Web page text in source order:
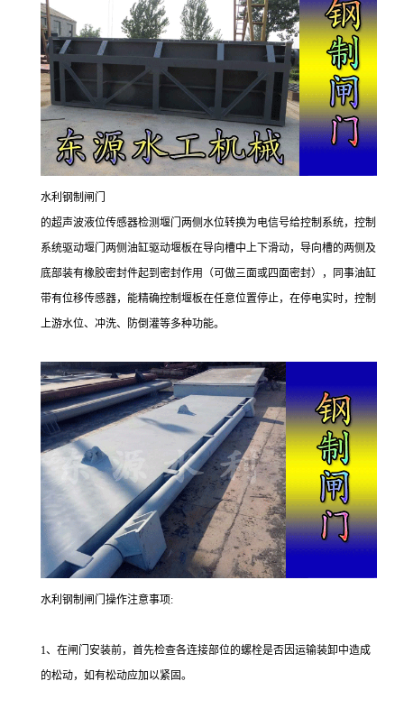
水利钢制闸门
的超声波液位传感器检测堰门两侧水位转换为电信号给控制系统，控制
系统驱动堰门两侧油缸驱动堰板在导向槽中上下滑动，导向槽的两侧及
底部装有橡胶密封件起到密封作用（可做三面或四面密封），同事油缸
带有位移传感器，能精确控制堰板在任意位置停止，在停电实时，控制
上游水位、冲洗、防倒灌等多种功能。
水利钢制闸门操作注意事项:
1、在闸门安装前，首先检查各连接部位的螺栓是否因运输装卸中造成
的松动，如有松动应加以紧固。